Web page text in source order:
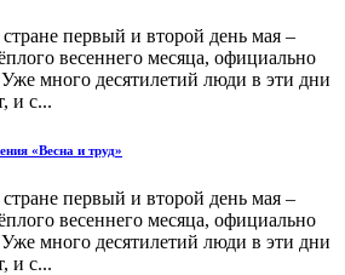
первый и второй день мая –
весеннего месяца, официально
много десятилетий люди в эти дни
и с...
«Весна и труд»
первый и второй день мая –
весеннего месяца, официально
много десятилетий люди в эти дни
и с...